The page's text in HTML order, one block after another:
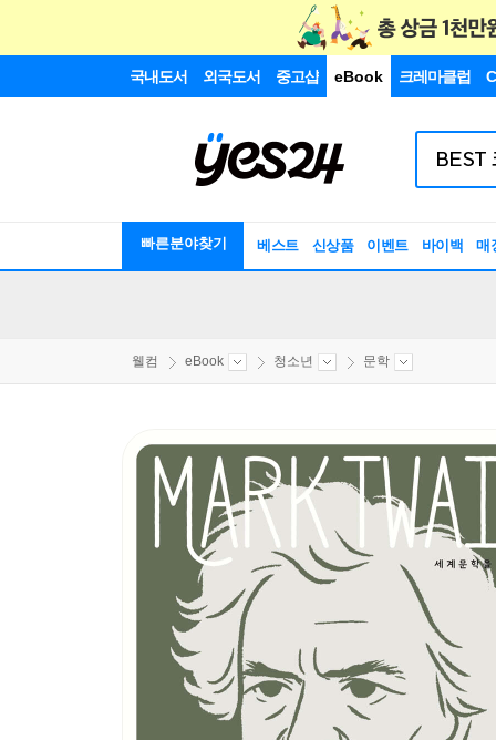
국내도서 외국도서 중고샵 eBook 크레마클럽
빠른분야찾기 베스트 신상품 이벤트 바이백 매
웰컴 eBook 청소년 문학